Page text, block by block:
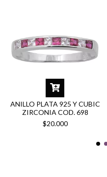
ANILLO PLATA 925 Y CUBIC
ZIRCONIA COD. 698
$20.000